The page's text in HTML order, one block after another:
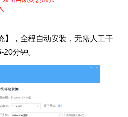
，全程自动安装，无需人工干
分钟。